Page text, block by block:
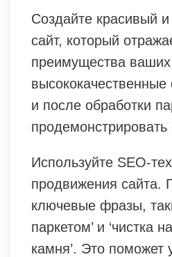
Создайте красивый
сайт, который
преимущества ваших
и после обработки
продемонстрировать
Используйте SEO-
продвижения сайта.
ключевые фразы,
паркетом’ и ‘чистка
камня’. Это поможет